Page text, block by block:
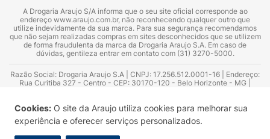
Cookies: O site da Araujo utiliza cookies para melhorar sua
experiência e oferecer serviços personalizados.
A Drogaria Araujo S/A informa que o seu site oficial corresponde ao
endereço www.araujo.com.br, não reconhecendo qualquer outro que
utilize indevidamente da sua marca. Para sua segurança recomendamos
que não sejam realizadas compras em sites desconhecidos que se utilizem
de forma fraudulenta da marca da Drogaria Araujo S.A. Em caso de
dúvidas, gentileza entrar em contato com (31) 3270-5000.
Razão Social: Drogaria Araujo S.A | CNPJ: 17.256.512.0001-16 | Endereço:
Rua Curitiba 327 - Centro - CEP: 30170-120 - Belo Horizonte - MG |
Azevedo Guimarães – CRF 10.965 | Yasmin Silva Alvarenga – CRF 52.584 -
Consultor substituto: Thiago Aguiar Pinheiro - CRF Nº 13.748. Alvará
Sanitário: 2025020713 | Autorização de Funcionamento da Empresa (AFE):